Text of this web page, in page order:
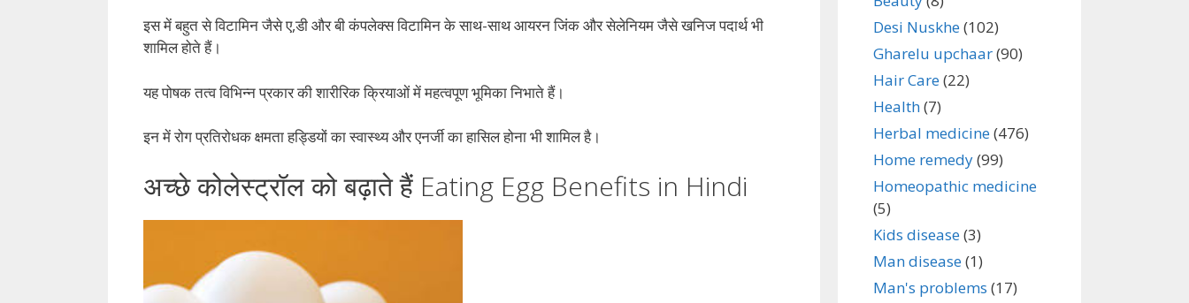
इस में बहुत से विटामिन जैसे ए,डी और बी कंपलेक्स विटामिन के साथ-साथ आयरन जिंक और सेलेनियम जैसे खनिज पदार्थ भी
शामिल होते हैं।
यह पोषक तत्व विभिन्न प्रकार की शारीरिक क्रियाओं में महत्वपूण भूमिका निभाते हैं।
इन में रोग प्रतिरोधक क्षमता हड्डियों का स्वास्थ्य और एनर्जी का हासिल होना भी शामिल है।
अच्छे कोलेस्ट्रॉल को बढ़ाते हैं Eating Egg Benefits in Hindi
Desi Nuskhe(102)
Gharelu upchaar(90)
Hair Care(22)
Health(7)
Herbal medicine(476)
Home remedy(99)
Homeopathic medicine
(5)
Kids disease(3)
Man disease(1)
Man's problems (17)